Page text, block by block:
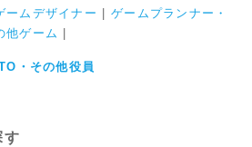
ームデザイナー | ゲームプランナー・
他ゲーム |
・その他役員
す